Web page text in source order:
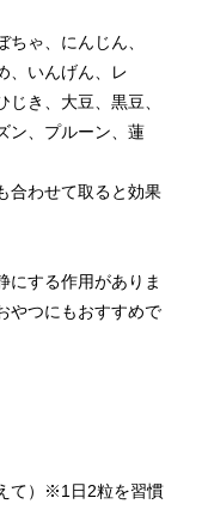
ゃ、にんじん、
、いんげん、レ
き、大豆、黒豆、
ン、プルーン、蓮
合わせて取ると効果
にする作用がありま
やつにもおすすめで
て）※1日2粒を習慣